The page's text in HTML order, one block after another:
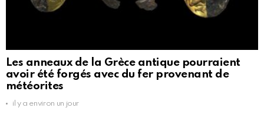
Les anneaux de la Grèce antique pourraient
avoir été forgés avec du fer provenant de
météorites
il y a environ un jour